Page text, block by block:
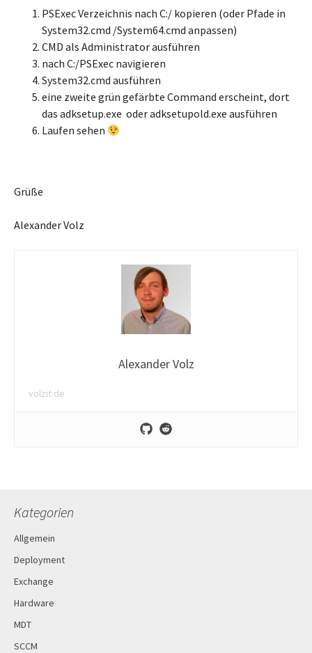
PSExec Verzeichnis nach C:/ kopieren (oder Pfade in
System32.cmd /System64.cmd anpassen)
CMD als Administrator ausführen
nach C:/PSExec navigieren
System32.cmd ausführen
eine zweite grün gefärbte Command erscheint, dort
das adksetup.exe oder adksetupold.exe ausführen
Laufen sehen
Grüße
Alexander Volz
Alexander Volz
volzit.de
Kategorien
Allgemein
Deployment
Exchange
Hardware
MDT
SCCM